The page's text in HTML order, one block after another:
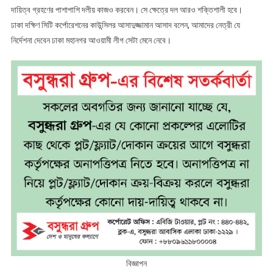
দায়িত্ব গ্রহণের পাশাপাশি দলীয় কাজও করবেন। সে ক্ষেত্রে দল আরও শক্তিশালী হবে।
ঢাকা দক্ষিণ সিটি কর্পোরেশনের কাউন্সিলর আসাদুজ্জামান আসাদ বলেন, আমাদের নেত্রী যে
নির্দেশনা দেবেন ঢাকা মহানগর আওয়ামী লীগ সেটা মেনে নেবে।
বিজ্ঞাপন